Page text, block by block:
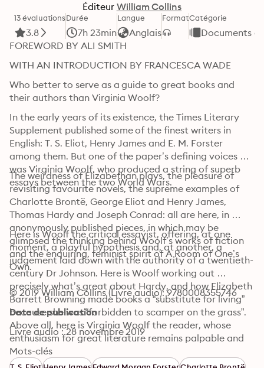
Éditeur William Collins
13 évaluations
3.8
Durée
7h 23min
Langue
Anglais
FormatCatégorie
Documents et
FOREWORD BY ALI SMITH
WITH AN INTRODUCTION BY FRANCESCA WADE
Who better to serve as a guide to great books and
their authors than Virginia Woolf?
In the early years of its existence, the Times Literary
Supplement published some of the finest writers in
English: T. S. Eliot, Henry James and E. M. Forster
among them. But one of the paper’s defining voices
was Virginia Woolf, who produced a string of superb
essays between the two World Wars.
The weirdness of Elizabethan plays, the pleasure of
revisiting favourite novels, the supreme examples of
Charlotte Brontë, George Eliot and Henry James,
Thomas Hardy and Joseph Conrad: all are here, in
anonymously published pieces, in which may be
glimpsed the thinking behind Woolf’s works of fiction
and the enquiring, feminist spirit of A Room of One’s
Own.
Here is Woolf the critical essayist, offering, at one
moment, a playful hypothesis and, at another, a
judgement laid down with the authority of a twentieth-
century Dr Johnson. Here is Woolf working out
precisely what’s great about Hardy, and how Elizabeth
Barrett Browning made books a “substitute for living”
because she was “forbidden to scamper on the grass”.
Above all, here is Virginia Woolf the reader, whose
enthusiasm for great literature remains palpable and
inspirational today.
© 2019 William Collins (Livre audio): 9780008355746
Date de publication
Livre audio : 28 novembre 2019
Mots-clés